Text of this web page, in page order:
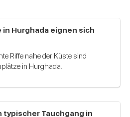
Hurghada eignen sich
Riffe nahe der Küste sind
in Hurghada.
typischer Tauchgang in